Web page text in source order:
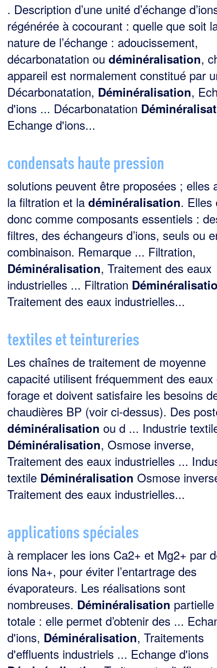
. Description d’une unité d’échange
régénérée à cocourant : quelle que soit
nature de l’échange : adoucissement,
décarbonatation ou déminéralisation,
appareil est normalement constitué par
Décarbonatation, Déminéralisation,
d'ions ... Décarbonatation
Echange d'ions...
condensats haute pression
solutions peuvent être proposées ; elles
la filtration et la déminéralisation. Elles
donc comme composants essentiels :
filtres, des échangeurs d’ions, seuls ou
combinaison. Remarque ... Filtration,
Déminéralisation, Traitement des eaux
industrielles ... Filtration
Traitement des eaux industrielles...
textiles et teintureries
Les chaînes de traitement de moyenne
capacité utilisent fréquemment des eaux
forage et doivent satis­faire les besoins
chaudières BP (voir ci-dessus). Des
déminéralisation ou d ... Industrie
Déminéralisation, Osmose inverse,
Traitement des eaux industrielles ...
textile Déminéralisation Osmose
Traitement des eaux industrielles...
applications spéciales
à remplacer les ions Ca2+ et Mg2+ par
ions Na+, pour éviter l’entartrage des
évaporateurs. Les réalisations sont
nombreuses. Déminéralisation
totale : elle permet d’obtenir des ...
d'ions, Déminéralisation, Traitements
d'effluents industriels ... Echange d'ions